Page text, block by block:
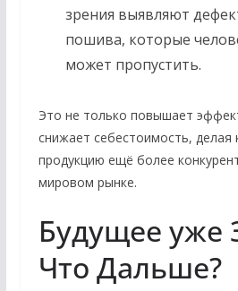
зрения выявляют
пошива, которые
может пропустить.
Это не только повышает
снижает себестоимость, делая
продукцию ещё более
мировом рынке.
Будущее уже
Что Дальше?